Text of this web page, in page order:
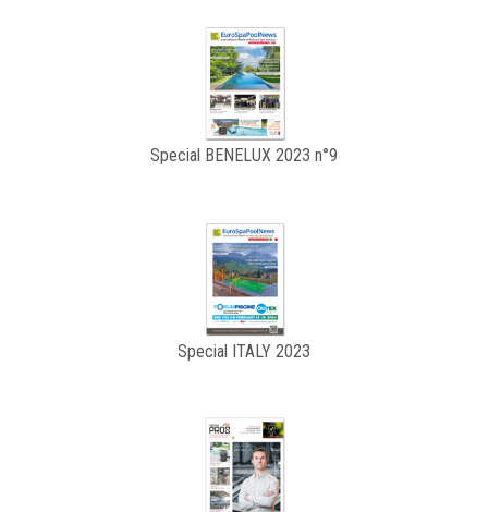
Special BENELUX 2023 n°9
Special ITALY 2023